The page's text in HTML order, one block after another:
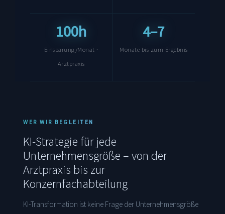
100h
Einsparung/Monat ·
Arztpraxis
4–7
Monate bis zum Ergebnis
WER WIR BEGLEITEN
KI-Strategie für jede
Unternehmensgröße – von der
Arztpraxis bis zur
Konzernfachabteilung
KI-Transformation ist keine Frage der Unternehmensgröße